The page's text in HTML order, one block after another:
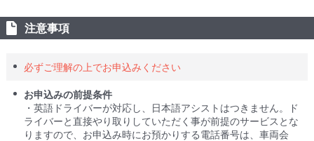
注意事項
必ずご理解の上でお申込みください
お申込みの前提条件
・英語ドライバーが対応し、日本語アシストはつきません。ド
ライバーと直接やり取りしていただく事が前提のサービスとな
りますので、お申込み時にお預かりする電話番号は、車両会